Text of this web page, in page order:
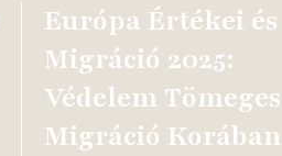
Európa Értékei és
Migráció 2025:
Védelem Tömeges
Migráció Korában